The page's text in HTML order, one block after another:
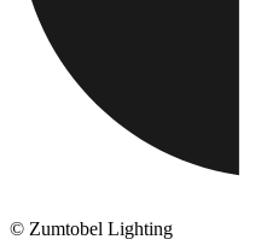
© Zumtobel Lighting